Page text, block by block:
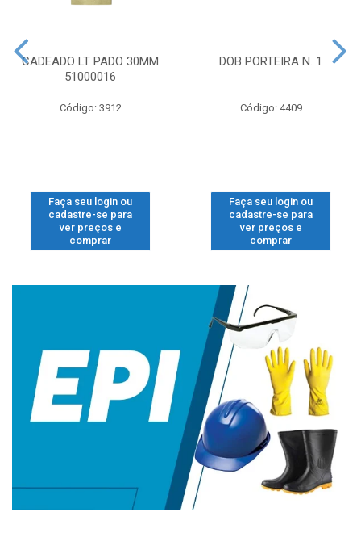
CADEADO LT PADO 30MM
51000016
Código: 3912
Faça seu login ou
cadastre-se para
ver preços e
comprar
DOB PORTEIRA N. 1
Código: 4409
Faça seu login ou
cadastre-se para
ver preços e
comprar